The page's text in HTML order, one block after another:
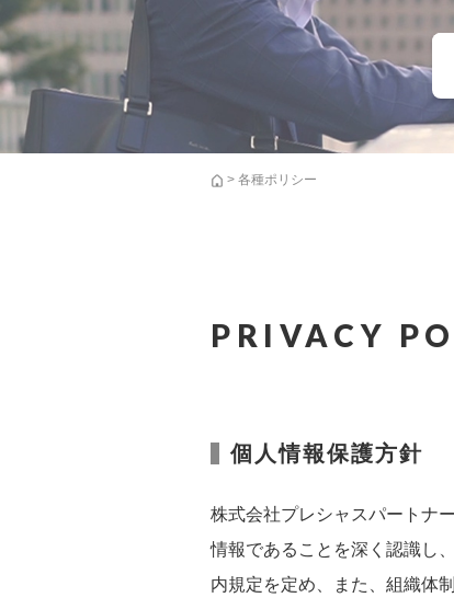
> 各種ポリシー
PRIVACY
個人情報保護方針
株式会社プレシャスパートナ
情報であることを深く認識し
内規定を定め、また、組織体